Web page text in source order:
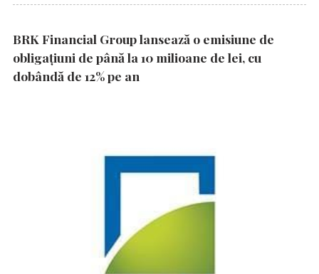
BRK Financial Group lansează o emisiune de
obligațiuni de până la 10 milioane de lei, cu
dobândă de 12% pe an